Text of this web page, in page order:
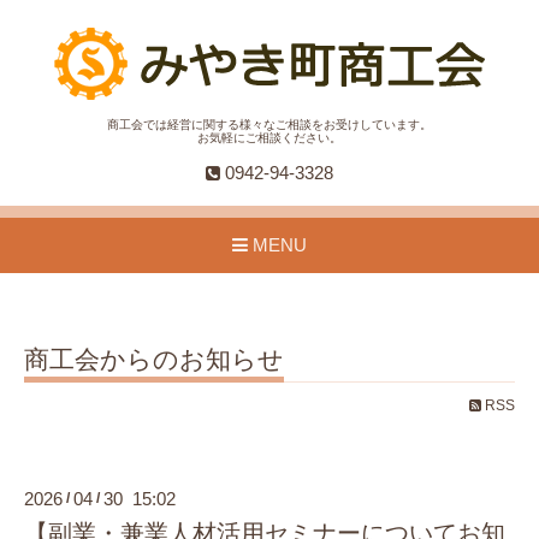
商工会では経営に関する様々なご相談をお受けしています。
お気軽にご相談ください。
0942-94-3328
MENU
商工会からのお知らせ
RSS
2026 /04 /30 15:02
【副業・兼業人材活用セミナーについてお知